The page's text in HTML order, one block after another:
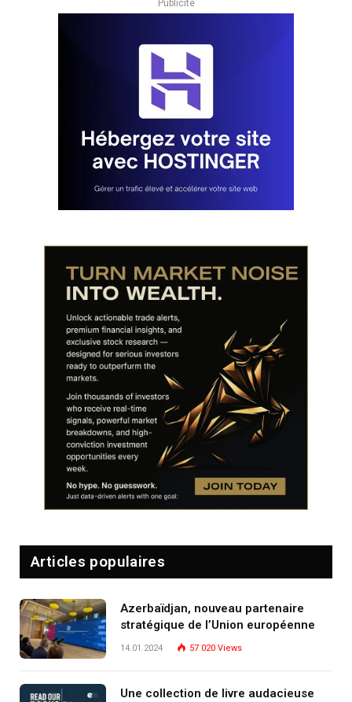
Publicité
Articles populaires
Azerbaïdjan, nouveau partenaire
stratégique de l’Union européenne
14.01.2024 57 020 Views
Une collection de livre audacieuse